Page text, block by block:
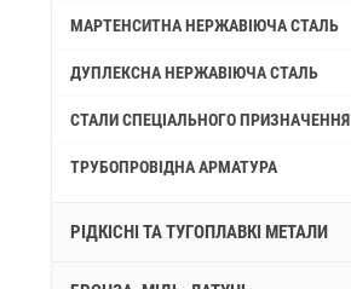
МАРТЕНСИТНА НЕРЖАВІЮЧА СТАЛЬ
ДУПЛЕКСНА НЕРЖАВІЮЧА СТАЛЬ
СТАЛИ СПЕЦІАЛЬНОГО ПРИЗНАЧЕННЯ
ТРУБОПРОВІДНА АРМАТУРА
РІДКІСНІ ТА ТУГОПЛАВКІ МЕТАЛИ